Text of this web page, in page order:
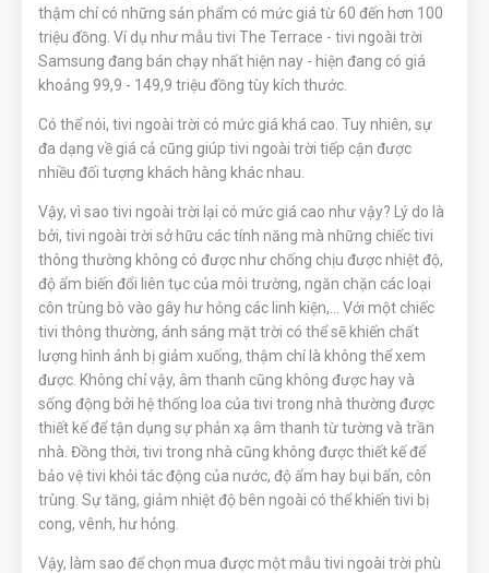
thậm chí có những sản phẩm có mức giá từ 60 đến hơn 100
triệu đồng. Ví dụ như mẫu tivi The Terrace - tivi ngoài trời
Samsung đang bán chạy nhất hiện nay - hiện đang có giá
khoảng 99,9 - 149,9 triệu đồng tùy kích thước.
Có thể nói, tivi ngoài trời có mức giá khá cao. Tuy nhiên, sự
đa dạng về giá cả cũng giúp tivi ngoài trời tiếp cận được
nhiều đối tượng khách hàng khác nhau.
Vậy, vì sao tivi ngoài trời lại có mức giá cao như vậy? Lý do là
bởi, tivi ngoài trời sở hữu các tính năng mà những chiếc tivi
thông thường không có được như chống chịu được nhiệt độ,
độ ẩm biến đổi liên tục của môi trường, ngăn chặn các loại
côn trùng bò vào gây hư hỏng các linh kiện,... Với một chiếc
tivi thông thường, ánh sáng mặt trời có thể sẽ khiến chất
lượng hình ảnh bị giảm xuống, thậm chí là không thể xem
được. Không chỉ vậy, âm thanh cũng không được hay và
sống động bởi hệ thống loa của tivi trong nhà thường được
thiết kế để tận dụng sự phản xạ âm thanh từ tường và trần
nhà. Đồng thời, tivi trong nhà cũng không được thiết kế để
bảo vệ tivi khỏi tác động của nước, độ ẩm hay bụi bẩn, côn
trùng. Sự tăng, giảm nhiệt độ bên ngoài có thể khiến tivi bị
cong, vênh, hư hỏng.
Vậy, làm sao để chọn mua được một mẫu tivi ngoài trời phù